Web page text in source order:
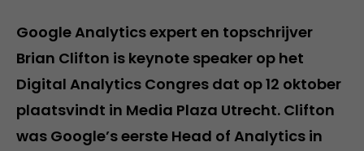
Google Analytics expert en topschrijver
Brian Clifton is keynote speaker op het
Digital Analytics Congres dat op 12 oktober
plaatsvindt in Media Plaza Utrecht. Clifton
was Google’s eerste Head of Analytics in